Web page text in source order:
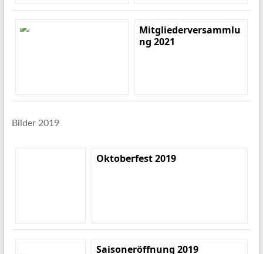
Mitgliederversammlu
ng 2021
Bilder 2019
Oktoberfest 2019
Saisoneröffnung 2019